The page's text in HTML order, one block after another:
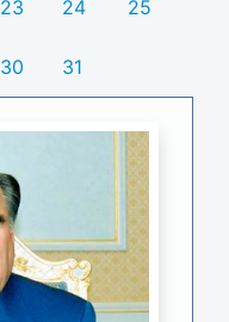
23 24 25
30 31